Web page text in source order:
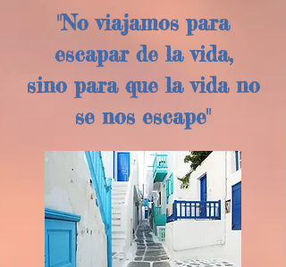
"No viajamos para
escapar de la vida,
sino para que la vida no
se nos escape"